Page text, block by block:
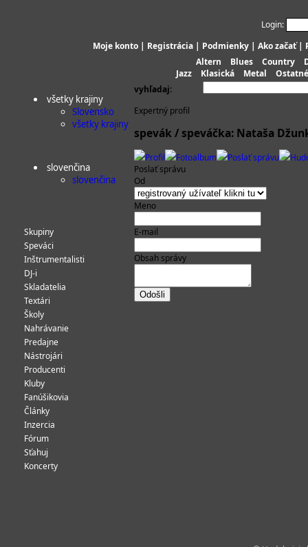
Login:
Moje konto | Registrácia | Podmienky | Ako začať|
Altern
Blues Country
Jazz
Klasická Metal
Ostatné
vyhľadaj:
všetky krajiny
Slovensko
všetky krajiny
slovenčina
slovenčina
Skupiny
Speváci
Inštrumentalisti
DJ-i
Skladatelia
Textári
Školy
Nahrávanie
Predajne
Nástrojári
Producenti
Kluby
Fanúšikovia
Články
Inzercia
Fórum
Sťahuj
Koncerty
Expertný profil
spevák / speváčka: Nataša
Profil Fotoalbum Poslať správu
Poslať správu
Od
Meno
E-mail
Obsah správy